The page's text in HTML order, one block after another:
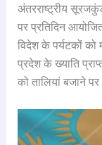
अंतरराष्ट्रीय
पर प्रतिदिन
विदेश के पर्यटकों को
प्रदेश के ख्याति
को तालियां बजाने